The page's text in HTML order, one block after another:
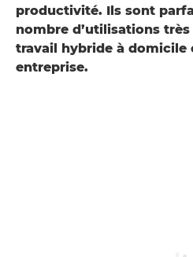
productivité. Ils sont
nombre d’utilisations
travail hybride à domicile
entreprise.